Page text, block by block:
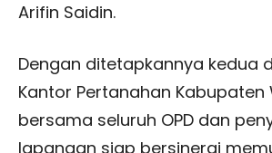
Arifin Saidin.
Dengan ditetapkannya kedua
Kantor Pertanahan Kabupaten
bersama seluruh OPD dan
lapangan siap bersinergi